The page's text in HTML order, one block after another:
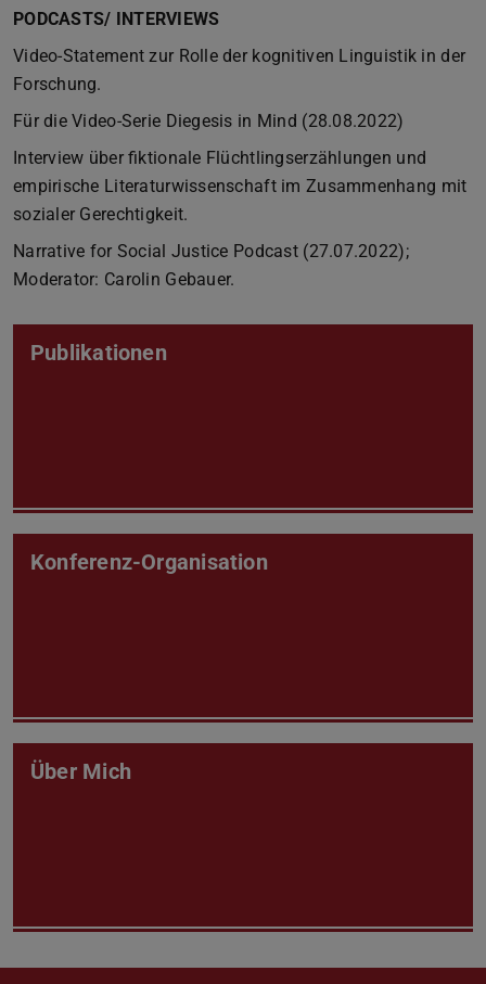
PODCASTS/ INTERVIEWS
Video-Statement zur Rolle der kognitiven Linguistik in der
Forschung.
Für die Video-Serie Diegesis in Mind (28.08.2022)
Interview über fiktionale Flüchtlingserzählungen und
empirische Literaturwissenschaft im Zusammenhang mit
sozialer Gerechtigkeit.
Narrative for Social Justice Podcast (27.07.2022);
Moderator: Carolin Gebauer.
Publikationen
Konferenz-Organisation
Über Mich